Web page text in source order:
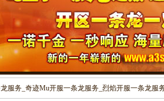
服务_奇迹Mu开服一条龙服务_烈焰开服一条龙服